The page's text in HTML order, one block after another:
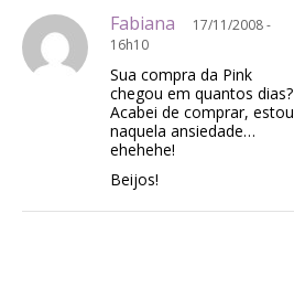
Fabiana
17/11/2008 -
16h10
Sua compra da Pink
chegou em quantos dias?
Acabei de comprar, estou
naquela ansiedade…
ehehehe!
Beijos!